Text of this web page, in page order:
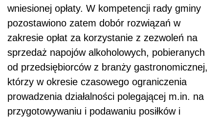
wniesionej opłaty. W kompetencji rady gminy
pozostawiono zatem dobór rozwiązań w
zakresie opłat za korzystanie z zezwoleń na
sprzedaż napojów alkoholowych, pobieranych
od przedsiębiorców z branży gastronomicznej,
którzy w okresie czasowego ograniczenia
prowadzenia działalności polegającej m.in. na
przygotowywaniu i podawaniu posiłków i